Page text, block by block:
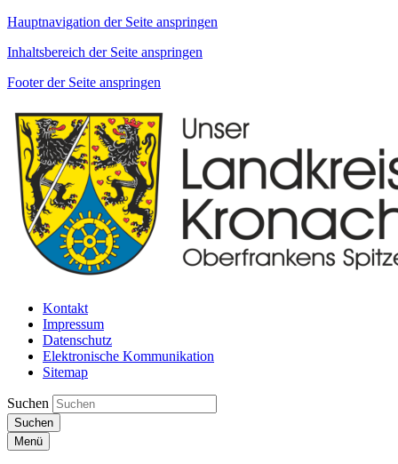
Hauptnavigation der Seite anspringen
Inhaltsbereich der Seite anspringen
Footer der Seite anspringen
Kontakt
Impressum
Datenschutz
Elektronische Kommunikation
Sitemap
Suchen
Suchen
Menü